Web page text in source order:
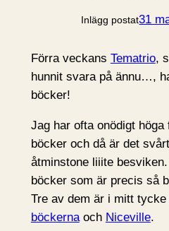
Inlägg postat31
Förra veckans Tematrio,
hunnit svara på ännu…,
böcker!
Jag har ofta onödigt höga
böcker och då är det
åtminstone liiite
böcker som är precis så
Tre av dem är i mitt tycke
böckernaoch Niceville.